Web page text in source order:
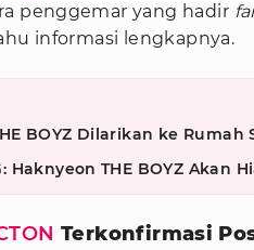
penggemar yang hadir
informasi lengkapnya.
BOYZ Dilarikan ke
Haknyeon THE BOYZ Akan
Terkonfirmasi